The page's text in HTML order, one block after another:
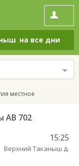
на все дни
местное
АВ 702
15:25
Верхний Таканыш д.